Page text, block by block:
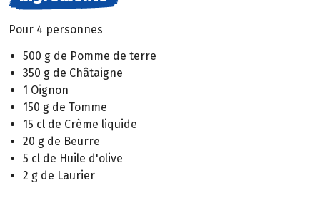
Pour 4 personnes
500 g de Pomme de terre
350 g de Châtaigne
1 Oignon
150 g de Tomme
15 cl de Crème liquide
20 g de Beurre
5 cl de Huile d'olive
2 g de Laurier